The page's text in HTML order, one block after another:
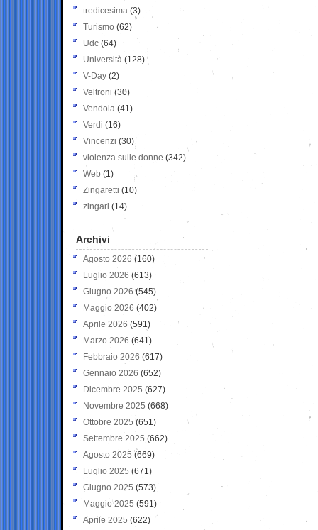
tredicesima (3)
Turismo (62)
Udc (64)
Università (128)
V-Day (2)
Veltroni (30)
Vendola (41)
Verdi (16)
Vincenzi (30)
violenza sulle donne (342)
Web (1)
Zingaretti (10)
zingari (14)
Archivi
Agosto 2026 (160)
Luglio 2026 (613)
Giugno 2026 (545)
Maggio 2026 (402)
Aprile 2026 (591)
Marzo 2026 (641)
Febbraio 2026 (617)
Gennaio 2026 (652)
Dicembre 2025 (627)
Novembre 2025 (668)
Ottobre 2025 (651)
Settembre 2025 (662)
Agosto 2025 (669)
Luglio 2025 (671)
Giugno 2025 (573)
Maggio 2025 (591)
Aprile 2025 (622)